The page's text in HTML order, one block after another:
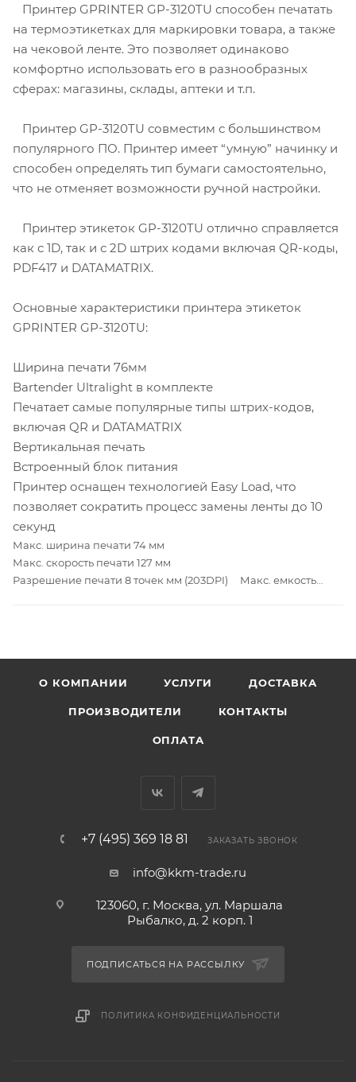
Принтер GPRINTER GP-3120TU способен печатать
на термоэтикетках для маркировки товара, а также
на чековой ленте. Это позволяет одинаково
комфортно использовать его в разнообразных
сферах: магазины, склады, аптеки и т.п.
Принтер GP-3120TU совместим с большинством
популярного ПО. Принтер имеет “умную” начинку и
способен определять тип бумаги самостоятельно,
что не отменяет возможности ручной настройки.
Принтер этикеток GP-3120TU отлично справляется
как с 1D, так и с 2D штрих кодами включая QR-коды,
PDF417 и DATAMATRIX.
Основные характеристики принтера этикеток
GPRINTER GP-3120TU:
Ширина печати 76мм
Bartender Ultralight в комплекте
Печатает самые популярные типы штрих-кодов,
включая QR и DATAMATRIX
Вертикальная печать
Встроенный блок питания
Принтер оснащен технологией Easy Load, что
позволяет сократить процесс замены ленты до 10
секунд
Макс. ширина печати 74 мм
Макс. скорость печати 127 мм
Разрешение печати 8 точек мм (203DPI) Макс. емкость
ZPL IIО КОМПАНИИ УСЛУГИ ДОСТАВКА
ПРОИЗВОДИТЕЛИ КОНТАКТЫ
ОПЛАТА
+7 (495) 369 18 81 ЗАКАЗАТЬ ЗВОНОК
info@kkm-trade.ru
123060, г. Москва, ул. Маршала
Рыбалко, д. 2 корп. 1
ПОДПИСАТЬСЯ НА РАССЫЛКУ
ПОЛИТИКА КОНФИДЕНЦИАЛЬНОСТИ